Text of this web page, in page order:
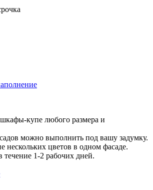
купе любого размера и
можно выполнить под вашу задумку.
нескольких цветов в одном фасаде.
течение 1-2 рабочих дней.